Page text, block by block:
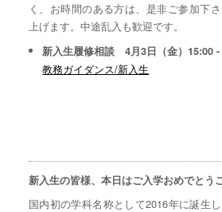
く、お時間のある方は、是非ご参加下
上げます。中途乱入も歓迎です。
新入生履修相談 4月3日（金）15:00
教務ガイダンス/新入生
新入生の皆様、本日はご入学おめでとう
国内初の学科名称として2016年に誕生